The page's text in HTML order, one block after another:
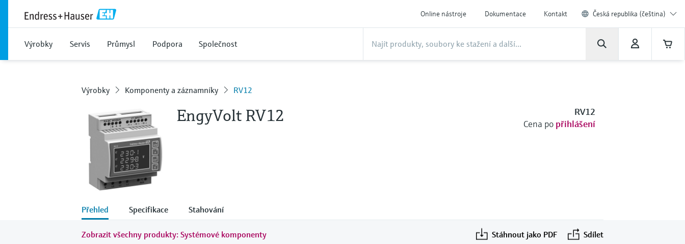
Online nástroje Dokumentace Kontakt Česká republika (čeština)
Výrobky Servis Průmysl Podpora Společnost
Výrobky Komponenty a záznamníky RV12
EngyVolt RV12
RV12
Cena po přihlášení
Přehled Specifikace Stahování
Zobrazit všechny produkty: Systémové komponenty Stáhnout jako PDF Sdílet